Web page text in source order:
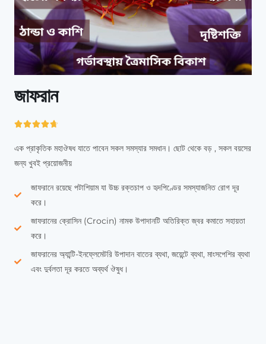
জাফরান

এক প্রাকৃতিক মহাঔষধ যাতে পাবেন সকল সমস্যার সমধান। ছোট থেকে বড় , সকল বয়সের
জন্য খুবই প্রয়োজনীয়
জাফরানে রয়েছে পটাশিয়াম যা উচ্চ রক্তচাপ ও হৃদপিণ্ডের সমস্যাজনিত রোগ দূর
করে।
জাফরানের ক্রোসিন (Crocin) নামক উপাদানটি অতিরিক্ত জ্বর কমাতে সহায়তা
করে।
জাফরানের অ্যান্টি-ইনফ্লেমেটরি উপাদান বাতের ব্যথা, জয়েন্টে ব্যথা, মাংসপেশির ব্যথা
এবং দুর্বলতা দূর করতে অব্যর্থ ঔষুধ।